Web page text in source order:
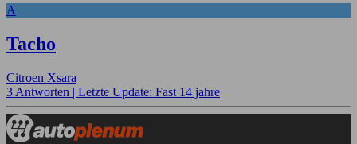
A
Tacho
Citroen Xsara
3 Antworten | Letzte Update: Fast 14 jahre